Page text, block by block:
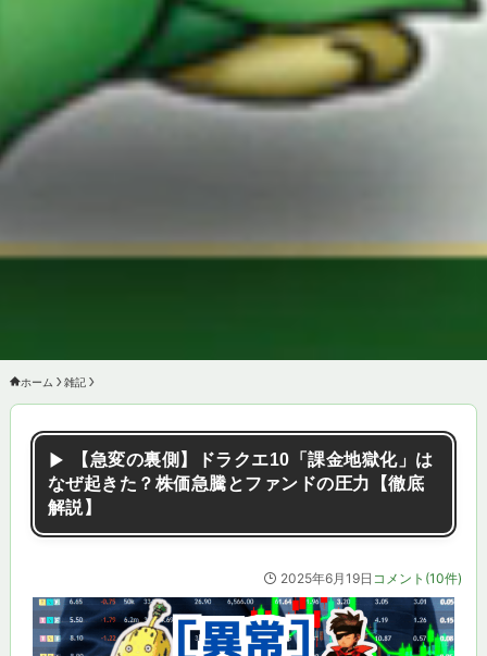
ホーム 雑記
【急変の裏側】ドラクエ10「課金地獄化」は
なぜ起きた？株価急騰とファンドの圧力【徹底
解説】
2025年6月19日 コメント(10件)